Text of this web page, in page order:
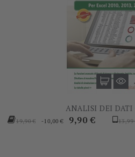
ANALISI DEI DATI
Prezzo
19,90 € -10,00 € Prezzo
9,90 € 13,99